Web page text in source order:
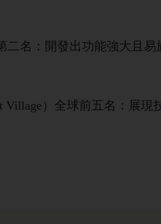
二名：開發出功能強大且
Village）全球前五名：展